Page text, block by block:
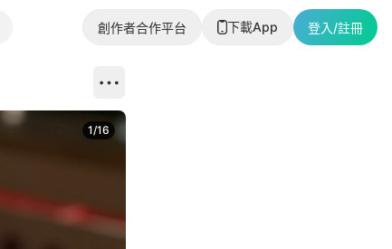
創作者合作平台 下載App 登入/註冊
1/16